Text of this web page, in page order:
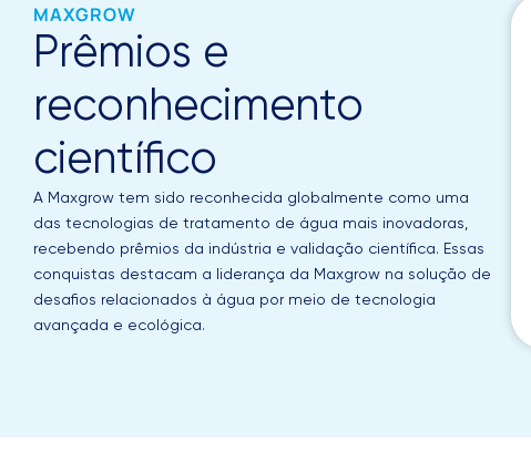
MAXGROW
Prêmios e
reconhecimento
científico
A Maxgrow tem sido reconhecida globalmente como uma
das tecnologias de tratamento de água mais inovadoras,
recebendo prêmios da indústria e validação científica. Essas
conquistas destacam a liderança da Maxgrow na solução de
desafios relacionados à água por meio de tecnologia
avançada e ecológica.